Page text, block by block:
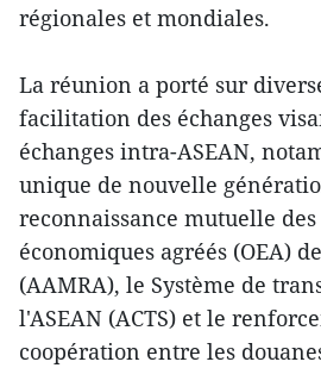
régionales et mondiales.
La réunion a porté sur
facilitation des échanges
échanges intra-ASEAN,
unique de nouvelle
reconnaissance mutuelle
économiques agréés (OEA)
(AAMRA), le Système de
l'ASEAN (ACTS) et le
coopération entre les